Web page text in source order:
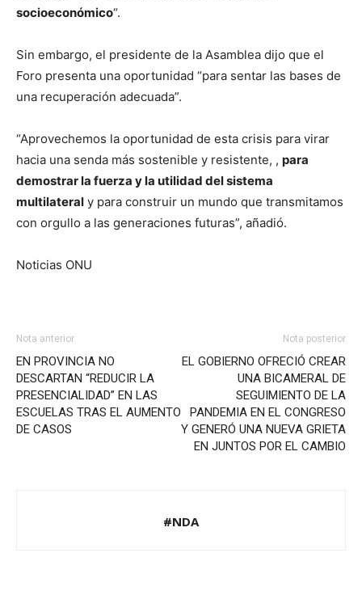
socioeconómico“.
Sin embargo, el presidente de la Asamblea dijo que el
Foro presenta una oportunidad “para sentar las bases de
una recuperación adecuada”.
“Aprovechemos la oportunidad de esta crisis para virar
hacia una senda más sostenible y resistente, , para
demostrar la fuerza y la utilidad del sistema
multilateral y para construir un mundo que transmitamos
con orgullo a las generaciones futuras”, añadió.
Noticias ONU
Nota anterior
EN PROVINCIA NO
DESCARTAN “REDUCIR LA
PRESENCIALIDAD” EN LAS
ESCUELAS TRAS EL AUMENTO
DE CASOS
Nota posterior
EL GOBIERNO OFRECIÓ CREAR
UNA BICAMERAL DE
SEGUIMIENTO DE LA
PANDEMIA EN EL CONGRESO
Y GENERÓ UNA NUEVA GRIETA
EN JUNTOS POR EL CAMBIO
#NDA